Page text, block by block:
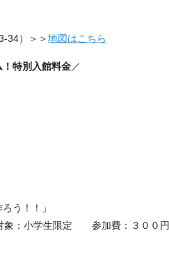
34）＞＞地図はこちら
特別入館料金／
う！！」
：小学生限定 参加費：３００円